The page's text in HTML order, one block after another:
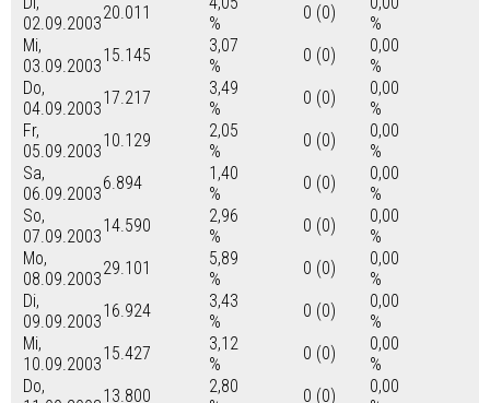
02.09.2003
20.011
%
0 (0)
%
Mi,
03.09.2003
15.145
3,07
%
0 (0)
0,00
%
Do,
04.09.2003
17.217
3,49
%
0 (0)
0,00
%
Fr,
05.09.2003
10.129
2,05
%
0 (0)
0,00
%
Sa,
06.09.2003
6.894
1,40
%
0 (0)
0,00
%
So,
07.09.2003
14.590
2,96
%
0 (0)
0,00
%
Mo,
08.09.2003
29.101
5,89
%
0 (0)
0,00
%
Di,
09.09.2003
16.924
3,43
%
0 (0)
0,00
%
Mi,
10.09.2003
15.427
3,12
%
0 (0)
0,00
%
Do,
13.800
2,80
0 (0)
0,00